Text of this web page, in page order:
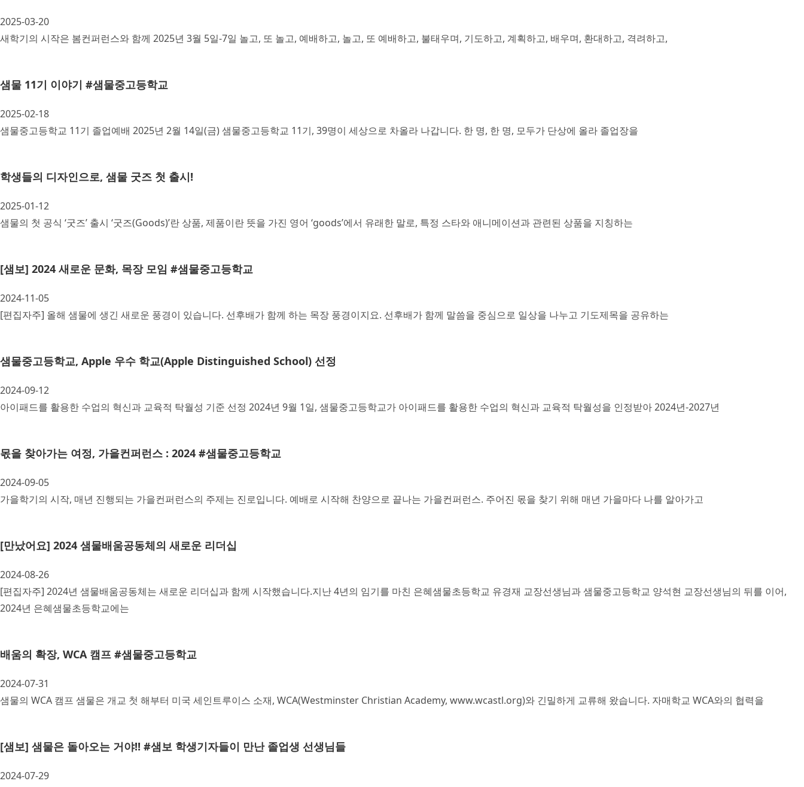
2025-03-20
새학기의 시작은 봄컨퍼런스와 함께 2025년 3월 5일-7일 놀고, 또 놀고, 예배하고, 놀고, 또 예배하고, 불태우며, 기도하고, 계획하고, 배우며, 환대하고, 격려하고,
샘물 11기 이야기 #샘물중고등학교
2025-02-18
샘물중고등학교 11기 졸업예배 2025년 2월 14일(금) 샘물중고등학교 11기, 39명이 세상으로 차올라 나갑니다. 한 명, 한 명, 모두가 단상에 올라 졸업장을
학생들의 디자인으로, 샘물 굿즈 첫 출시!
2025-01-12
샘물의 첫 공식 ‘굿즈’ 출시 ‘굿즈(Goods)’란 상품, 제품이란 뜻을 가진 영어 ‘goods’에서 유래한 말로, 특정 스타와 애니메이션과 관련된 상품을 지칭하는
[샘보] 2024 새로운 문화, 목장 모임 #샘물중고등학교
2024-11-05
[편집자주] 올해 샘물에 생긴 새로운 풍경이 있습니다. 선후배가 함께 하는 목장 풍경이지요. 선후배가 함께 말씀을 중심으로 일상을 나누고 기도제목을 공유하는
샘물중고등학교, Apple 우수 학교(Apple Distinguished School) 선정
2024-09-12
아이패드를 활용한 수업의 혁신과 교육적 탁월성 기준 선정 2024년 9월 1일, 샘물중고등학교가 아이패드를 활용한 수업의 혁신과 교육적 탁월성을 인정받아 2024년-2027년
몫을 찾아가는 여정, 가을컨퍼런스 : 2024 #샘물중고등학교
2024-09-05
가을학기의 시작, 매년 진행되는 가을컨퍼런스의 주제는 진로입니다. 예배로 시작해 찬양으로 끝나는 가을컨퍼런스. 주어진 몫을 찾기 위해 매년 가을마다 나를 알아가고
[만났어요] 2024 샘물배움공동체의 새로운 리더십
2024-08-26
[편집자주] 2024년 샘물배움공동체는 새로운 리더십과 함께 시작했습니다.지난 4년의 임기를 마친 은혜샘물초등학교 유경재 교장선생님과 샘물중고등학교 양석현 교장선생님의 뒤를 이어,
2024년 은혜샘물초등학교에는
배움의 확장, WCA 캠프 #샘물중고등학교
2024-07-31
샘물의 WCA 캠프 샘물은 개교 첫 해부터 미국 세인트루이스 소재, WCA(Westminster Christian Academy, www.wcastl.org)와 긴밀하게 교류해 왔습니다. 자매학교 WCA와의 협력을
[샘보] 샘물은 돌아오는 거야!! #샘보 학생기자들이 만난 졸업생 선생님들
2024-07-29